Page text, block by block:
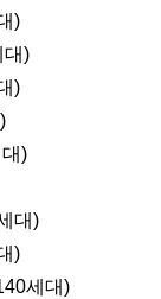
)
대)
)
)
대)
)
세대)